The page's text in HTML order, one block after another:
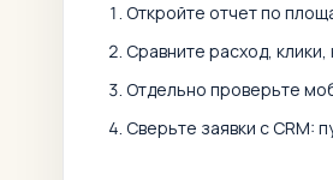
Откройте отчет по
Сравните расход,
Отдельно проверьте
Сверьте заявки с CRM: